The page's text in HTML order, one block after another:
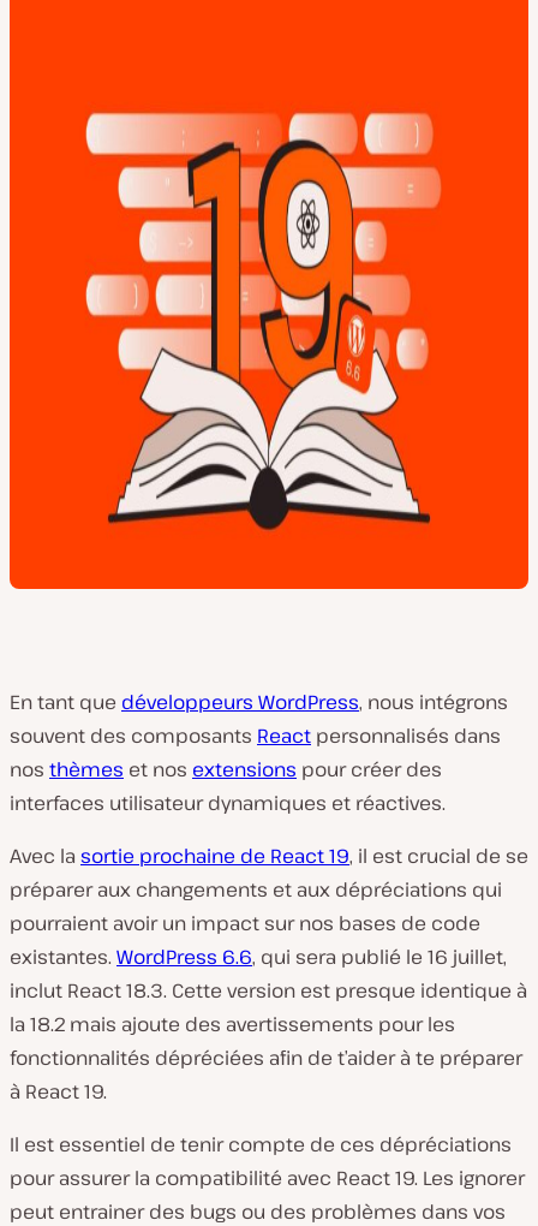
En tant que développeurs WordPress, nous intégrons
souvent des composants React personnalisés dans
nos thèmes et nos extensions pour créer des
interfaces utilisateur dynamiques et réactives.
Avec la sortie prochaine de React 19, il est crucial de se
préparer aux changements et aux dépréciations qui
pourraient avoir un impact sur nos bases de code
existantes. WordPress 6.6, qui sera publié le 16 juillet,
inclut React 18.3. Cette version est presque identique à
la 18.2 mais ajoute des avertissements pour les
fonctionnalités dépréciées afin de t’aider à te préparer
à React 19.
Il est essentiel de tenir compte de ces dépréciations
pour assurer la compatibilité avec React 19. Les ignorer
peut entrainer des bugs ou des problèmes dans vos